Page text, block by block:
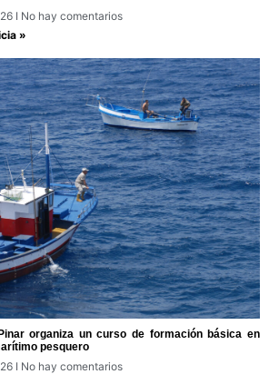
No hay comentarios
»
organiza un curso de formación básica en
pesquero
No hay comentarios